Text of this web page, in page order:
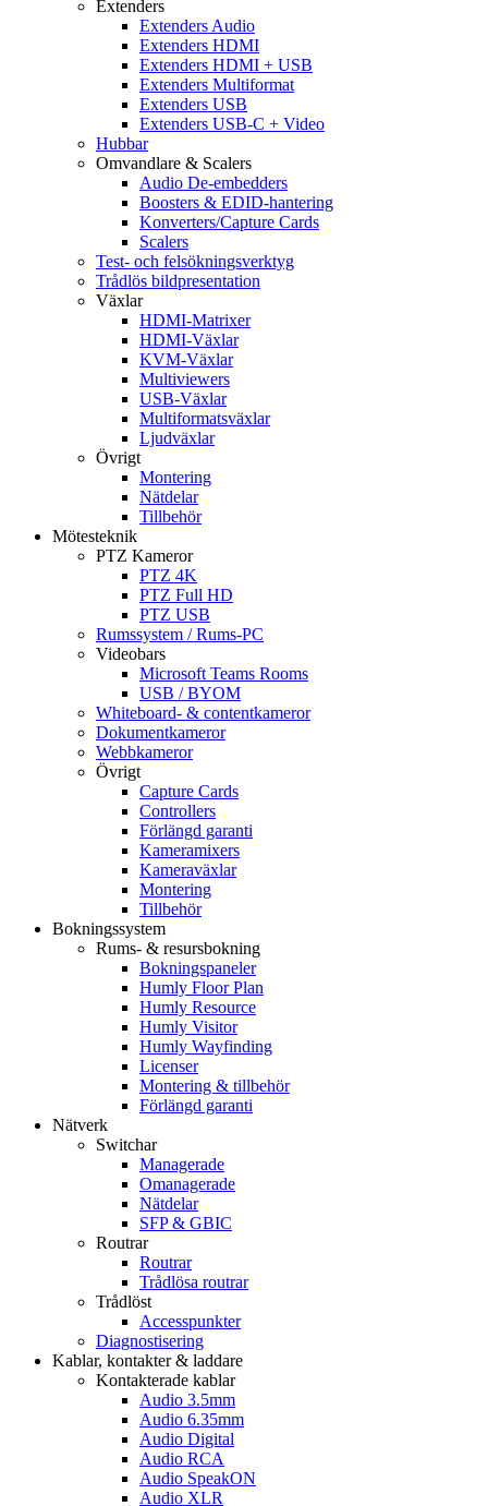
Extenders
Extenders Audio
Extenders HDMI
Extenders HDMI + USB
Extenders Multiformat
Extenders USB
Extenders USB-C + Video
Hubbar
Omvandlare & Scalers
Audio De-embedders
Boosters & EDID-hantering
Konverters/Capture Cards
Scalers
Test- och felsökningsverktyg
Trådlös bildpresentation
Växlar
HDMI-Matrixer
HDMI-Växlar
KVM-Växlar
Multiviewers
USB-Växlar
Multiformatsväxlar
Ljudväxlar
Övrigt
Montering
Nätdelar
Tillbehör
Mötesteknik
PTZ Kameror
PTZ 4K
PTZ Full HD
PTZ USB
Rumssystem / Rums-PC
Videobars
Microsoft Teams Rooms
USB / BYOM
Whiteboard- & contentkameror
Dokumentkameror
Webbkameror
Övrigt
Capture Cards
Controllers
Förlängd garanti
Kameramixers
Kameraväxlar
Montering
Tillbehör
Bokningssystem
Rums- & resursbokning
Bokningspaneler
Humly Floor Plan
Humly Resource
Humly Visitor
Humly Wayfinding
Licenser
Montering & tillbehör
Förlängd garanti
Nätverk
Switchar
Managerade
Omanagerade
Nätdelar
SFP & GBIC
Routrar
Routrar
Trådlösa routrar
Trådlöst
Accesspunkter
Diagnostisering
Kablar, kontakter & laddare
Kontakterade kablar
Audio 3.5mm
Audio 6.35mm
Audio Digital
Audio RCA
Audio SpeakON
Audio XLR